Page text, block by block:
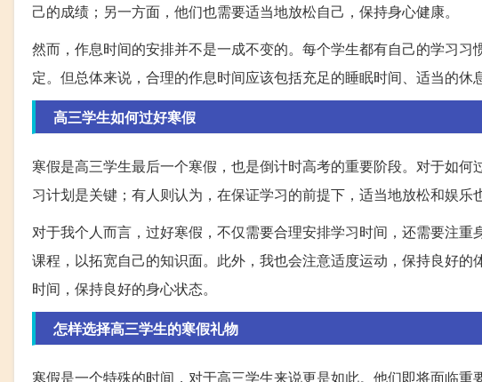
己的成绩；另一方面，他们也需要适当地放松自己，保持身心健康。
然而，作息时间的安排并不是一成不变的。每个学生都有自己的学习
定。但总体来说，合理的作息时间应该包括充足的睡眠时间、适当的休
高三学生如何过好寒假
寒假是高三学生最后一个寒假，也是倒计时高考的重要阶段。对于如
习计划是关键；有人则认为，在保证学习的前提下，适当地放松和娱乐
对于我个人而言，过好寒假，不仅需要合理安排学习时间，还需要注
课程，以拓宽自己的知识面。此外，我也会注意适度运动，保持良好
时间，保持良好的身心状态。
怎样选择高三学生的寒假礼物
寒假是一个特殊的时间，对于高三学生来说更是如此。他们即将面临